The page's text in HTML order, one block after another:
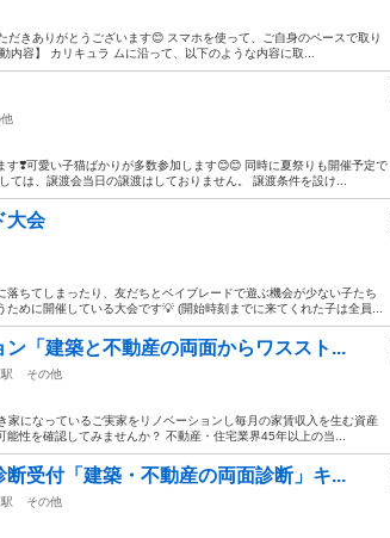
だきありがとうございます😊 スマホを使って、ご自身のペースで取り
容】 カリキュラ ムに沿って、以下のような内容に取...
❣️可愛い子猫ばかりが多数参加します😊😊 同時に夏祭りも開催予定で
は、譲渡会当日の譲渡はしておりません。 譲渡条件を設け...
大会
ちてしまったり、友だちとベイブレードで遊ぶ機会が少ない子たち
めに開催している大会です💡 (開始時刻までに来てくれた子は全員...
「建築と不動産の両面からワススト...
その他
家になっているご実家をリノベーションし毎月の家賃収入を生む資産
性を確認してみませんか？ 不動産・住宅業界45年以上の当...
受付「建築・不動産の両面診断」キ...
その他